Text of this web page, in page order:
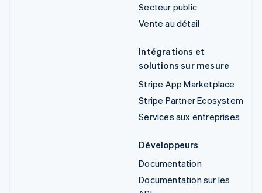
Secteur public
Vente au détail
Intégrations et
solutions sur mesure
Stripe App Marketplace
Stripe Partner Ecosystem
Services aux entreprises
Développeurs
Documentation
Documentation sur les